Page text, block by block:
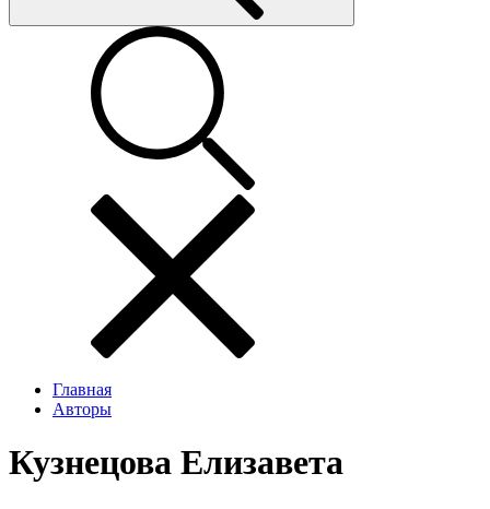
Главная
Авторы
Кузнецова Елизавета